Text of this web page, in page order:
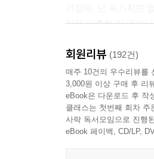
저게 이혼한 지 얼마
데뷔 영화가 흥행에
것은 이제 아무것도
늙고 초라해진 몸뚱
‘구원의 손길’을 내
엄마 집엔 이미 교통
백수 형 ‘오함마’가
회원리뷰 (192건)
매주 10건의 우수리뷰를
3,000원 이상 구매 후 리
eBook은 다운로드 후 작
클래스는 첫번째 회차
사락 독서모임으로 진행
eBook 페이백, CD/LP,